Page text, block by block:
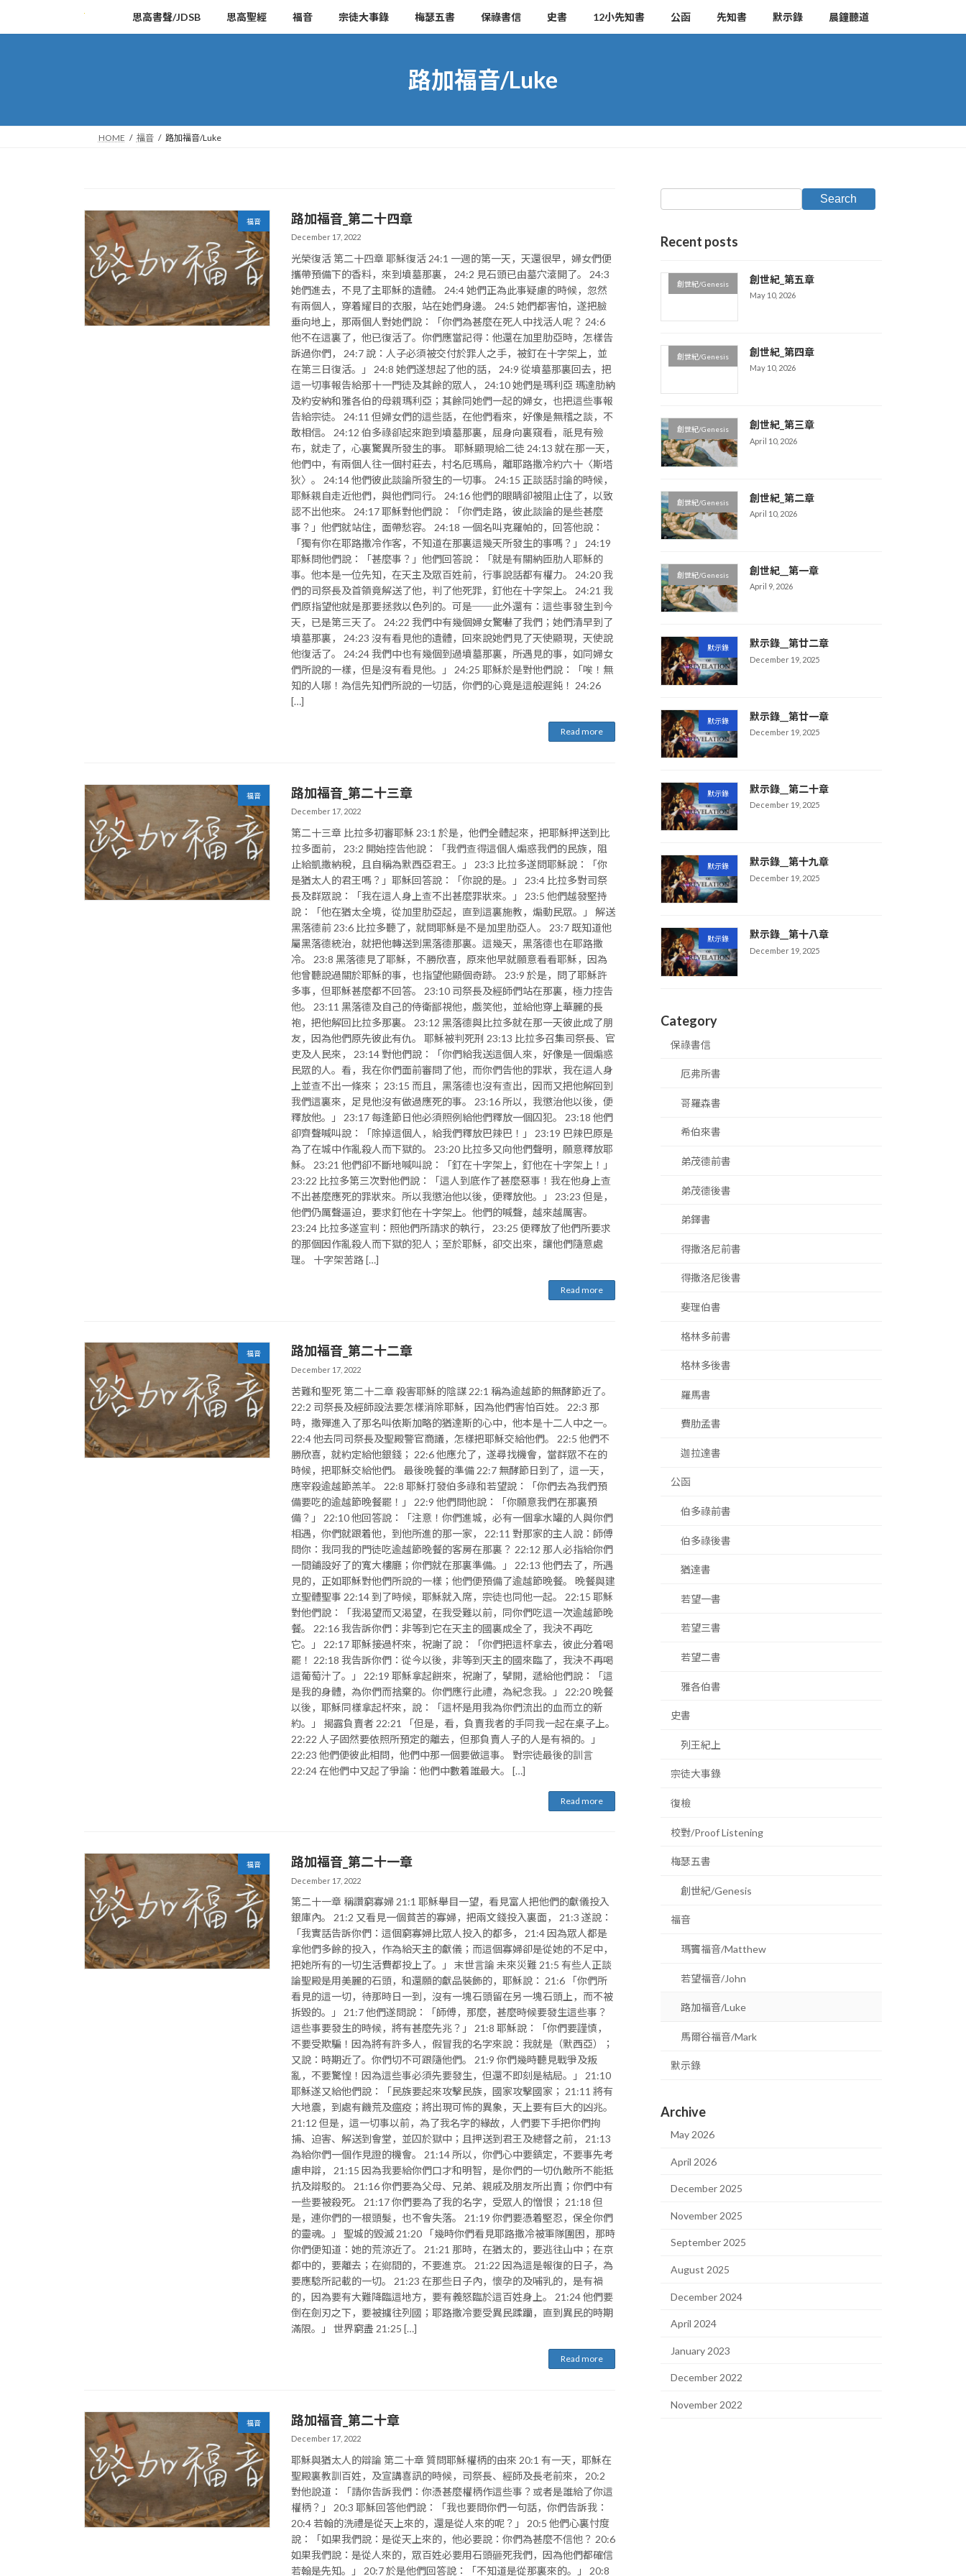
the
the
思高書聲/JDSB 思高聖經 福音 宗徒大事錄 梅瑟五書 保祿書信 史書 12小先知書 公函 先知書 默示錄 晨鐘聽道
路加福音/Luke
HOME 福音 路加福音/Luke
福音 路加福音_第二十四章
December 17, 2022
光榮復活 第二十四章 耶穌復活 24:1 一週的第一天，天還很早，婦女們便
攜帶預備下的香料，來到墳墓那裏， 24:2 見石頭已由墓穴滾開了。 24:3
她們進去，不見了主耶穌的遺體。 24:4 她們正為此事疑慮的時候，忽然
有兩個人，穿着耀目的衣服，站在她們身邊。 24:5 她們都害怕，遂把臉
垂向地上，那兩個人對她們說：「你們為甚麼在死人中找活人呢？ 24:6
他不在這裏了，他已復活了。你們應當記得：他還在加里肋亞時，怎樣告
訴過你們， 24:7 說：人子必須被交付於罪人之手，被釘在十字架上，並
在第三日復活。」 24:8 她們遂想起了他的話， 24:9 從墳墓那裏回去，把
這一切事報告給那十一門徒及其餘的眾人， 24:10 她們是瑪利亞 瑪達肋納
及約安納和雅各伯的母親瑪利亞；其餘同她們一起的婦女，也把這些事報
告給宗徒。 24:11 但婦女們的這些話，在他們看來，好像是無稽之談，不
敢相信。 24:12 伯多祿卻起來跑到墳墓那裏，屈身向裏窺看，祇見有殮
布，就走了，心裏驚異所發生的事。 耶穌顯現給二徒 24:13 就在那一天，
他們中，有兩個人往一個村莊去，村名厄瑪烏，離耶路撒冷約六十〈斯塔
狄〉。 24:14 他們彼此談論所發生的一切事。 24:15 正談話討論的時候，
耶穌親自走近他們，與他們同行。 24:16 他們的眼睛卻被阻止住了，以致
認不出他來。 24:17 耶穌對他們說：「你們走路，彼此談論的是些甚麼
事？」他們就站住，面帶愁容。 24:18 一個名叫克羅帕的，回答他說：
「獨有你在耶路撒冷作客，不知道在那裏這幾天所發生的事嗎？」 24:19
耶穌問他們說：「甚麼事？」他們回答說：「就是有關納匝肋人耶穌的
事。他本是一位先知，在天主及眾百姓前，行事說話都有權力。 24:20 我
們的司祭長及首領竟解送了他，判了他死罪，釘他在十字架上。 24:21 我
們原指望他就是那要拯救以色列的。可是──此外還有：這些事發生到今
天，已是第三天了。 24:22 我們中有幾個婦女驚嚇了我們；她們清早到了
墳墓那裏， 24:23 沒有看見他的遺體，回來說她們見了天使顯現，天使說
他復活了。 24:24 我們中也有幾個到過墳墓那裏，所遇見的事，如同婦女
們所說的一樣，但是沒有看見他。」 24:25 耶穌於是對他們說：「唉！無
知的人哪！為信先知們所說的一切話，你們的心竟是這般遲鈍！ 24:26
[…]
Read more
福音 路加福音_第二十三章
December 17, 2022
第二十三章 比拉多初審耶穌 23:1 於是，他們全體起來，把耶穌押送到比
拉多面前， 23:2 開始控告他說：「我們查得這個人煽惑我們的民族，阻
止給凱撒納稅，且自稱為默西亞君王。」 23:3 比拉多遂問耶穌說：「你
是猶太人的君王嗎？」耶穌回答說：「你說的是。」 23:4 比拉多對司祭
長及群眾說：「我在這人身上查不出甚麼罪狀來。」 23:5 他們越發堅持
說：「他在猶太全境，從加里肋亞起，直到這裏施教，煽動民眾。」 解送
黑落德前 23:6 比拉多聽了，就問耶穌是不是加里肋亞人。 23:7 既知道他
屬黑落德統治，就把他轉送到黑落德那裏。這幾天，黑落德也在耶路撒
冷。 23:8 黑落德見了耶穌，不勝欣喜，原來他早就願意看看耶穌，因為
他曾聽說過關於耶穌的事，也指望他顯個奇跡。 23:9 於是，問了耶穌許
多事，但耶穌甚麼都不回答。 23:10 司祭長及經師們站在那裏，極力控告
他。 23:11 黑落德及自己的侍衛鄙視他，戲笑他，並給他穿上華麗的長
袍，把他解回比拉多那裏。 23:12 黑落德與比拉多就在那一天彼此成了朋
友，因為他們原先彼此有仇。 耶穌被判死刑 23:13 比拉多召集司祭長、官
吏及人民來， 23:14 對他們說：「你們給我送這個人來，好像是一個煽惑
民眾的人。看，我在你們面前審問了他，而你們告他的罪狀，我在這人身
上並查不出一條來； 23:15 而且，黑落德也沒有查出，因而又把他解回到
我們這裏來，足見他沒有做過應死的事。 23:16 所以，我懲治他以後，便
釋放他。」 23:17 每逢節日他必須照例給他們釋放一個囚犯。 23:18 他們
卻齊聲喊叫說：「除掉這個人，給我們釋放巴辣巴！」 23:19 巴辣巴原是
為了在城中作亂殺人而下獄的。 23:20 比拉多又向他們聲明，願意釋放耶
穌。 23:21 他們卻不斷地喊叫說：「釘在十字架上，釘他在十字架上！」
23:22 比拉多第三次對他們說：「這人到底作了甚麼惡事！我在他身上查
不出甚麼應死的罪狀來。所以我懲治他以後，便釋放他。」 23:23 但是，
他們仍厲聲逼迫，要求釘他在十字架上。他們的喊聲，越來越厲害。
23:24 比拉多遂宣判：照他們所請求的執行， 23:25 便釋放了他們所要求
的那個因作亂殺人而下獄的犯人；至於耶穌，卻交出來，讓他們隨意處
理。 十字架苦路 […]
Read more
福音 路加福音_第二十二章
December 17, 2022
苦難和聖死 第二十二章 殺害耶穌的陰謀 22:1 稱為逾越節的無酵節近了。
22:2 司祭長及經師設法要怎樣消除耶穌，因為他們害怕百姓。 22:3 那
時，撒殫進入了那名叫依斯加略的猶達斯的心中，他本是十二人中之一。
22:4 他去同司祭長及聖殿警官商議，怎樣把耶穌交給他們。 22:5 他們不
勝欣喜，就約定給他銀錢； 22:6 他應允了，遂尋找機會，當群眾不在的
時候，把耶穌交給他們。 最後晚餐的準備 22:7 無酵節日到了，這一天，
應宰殺逾越節羔羊。 22:8 耶穌打發伯多祿和若望說：「你們去為我們預
備要吃的逾越節晚餐罷！」 22:9 他們問他說：「你願意我們在那裏預
備？」 22:10 他回答說：「注意！你們進城，必有一個拿水罐的人與你們
相遇，你們就跟着他，到他所進的那一家， 22:11 對那家的主人說：師傅
問你：我同我的門徒吃逾越節晚餐的客房在那裏？ 22:12 那人必指給你們
一間鋪設好了的寬大樓廳；你們就在那裏準備。」 22:13 他們去了，所遇
見的，正如耶穌對他們所說的一樣；他們便預備了逾越節晚餐。 晚餐與建
立聖體聖事 22:14 到了時候，耶穌就入席，宗徒也同他一起。 22:15 耶穌
對他們說：「我渴望而又渴望，在我受難以前，同你們吃這一次逾越節晚
餐。 22:16 我告訴你們：非等到它在天主的國裏成全了，我決不再吃
它。」 22:17 耶穌接過杯來，祝謝了說：「你們把這杯拿去，彼此分着喝
罷！ 22:18 我告訴你們：從今以後，非等到天主的國來臨了，我決不再喝
這葡萄汁了。」 22:19 耶穌拿起餅來，祝謝了，擘開，遞給他們說：「這
是我的身體，為你們而捨棄的。你們應行此禮，為紀念我。」 22:20 晚餐
以後，耶穌同樣拿起杯來，說：「這杯是用我為你們流出的血而立的新
約。」 揭露負賣者 22:21 「但是，看，負賣我者的手同我一起在桌子上。
22:22 人子固然要依照所預定的離去，但那負賣人子的人是有禍的。」
22:23 他們便彼此相問，他們中那一個要做這事。 對宗徒最後的訓言
22:24 在他們中又起了爭論：他們中數着誰最大。 […]
Read more
福音 路加福音_第二十一章
December 17, 2022
第二十一章 稱讚窮寡婦 21:1 耶穌舉目一望，看見富人把他們的獻儀投入
銀庫內。 21:2 又看見一個貧苦的寡婦，把兩文錢投入裏面， 21:3 遂說：
「我實話告訴你們：這個窮寡婦比眾人投入的都多， 21:4 因為眾人都是
拿他們多餘的投入，作為給天主的獻儀；而這個寡婦卻是從她的不足中，
把她所有的一切生活費都投上了。」 末世言論 未來災難 21:5 有些人正談
論聖殿是用美麗的石頭，和還願的獻品裝飾的，耶穌說： 21:6 「你們所
看見的這一切，待那時日一到，沒有一塊石頭留在另一塊石頭上，而不被
拆毀的。」 21:7 他們遂問說：「師傅，那麼，甚麼時候要發生這些事？
這些事要發生的時候，將有甚麼先兆？」 21:8 耶穌說：「你們要謹慎，
不要受欺騙！因為將有許多人，假冒我的名字來說：我就是（默西亞）；
又說：時期近了。你們切不可跟隨他們。 21:9 你們幾時聽見戰爭及叛
亂，不要驚惶！因為這些事必須先要發生，但還不即刻是結局。」 21:10
耶穌遂又給他們說：「民族要起來攻擊民族，國家攻擊國家； 21:11 將有
大地震，到處有饑荒及瘟疫；將出現可怖的異象，天上要有巨大的凶兆。
21:12 但是，這一切事以前，為了我名字的緣故，人們要下手把你們拘
捕、迫害、解送到會堂，並囚於獄中；且押送到君王及總督之前， 21:13
為給你們一個作見證的機會。 21:14 所以，你們心中要鎮定，不要事先考
慮申辯， 21:15 因為我要給你們口才和明智，是你們的一切仇敵所不能抵
抗及辯駁的。 21:16 你們要為父母、兄弟、親戚及朋友所出賣；你們中有
一些要被殺死。 21:17 你們要為了我的名字，受眾人的憎恨； 21:18 但
是，連你們的一根頭髮，也不會失落。 21:19 你們要憑着堅忍，保全你們
的靈魂。」 聖城的毀滅 21:20 「幾時你們看見耶路撒冷被軍隊圍困，那時
你們便知道：她的荒涼近了。 21:21 那時，在猶太的，要逃往山中；在京
都中的，要離去；在鄉間的，不要進京。 21:22 因為這是報復的日子，為
要應騐所記載的一切。 21:23 在那些日子內，懷孕的及哺乳的，是有禍
的，因為要有大難降臨這地方，要有義怒臨於這百姓身上。 21:24 他們要
倒在劍刃之下，要被擄往列國；耶路撒冷要受異民蹂躪，直到異民的時期
滿限。」 世界窮盡 21:25 […]
Read more
福音 路加福音_第二十章
December 17, 2022
耶穌與猶太人的辯論 第二十章 質問耶穌權柄的由來 20:1 有一天，耶穌在
聖殿裏教訓百姓，及宣講喜訊的時候，司祭長、經師及長老前來， 20:2
對他說道：「請你告訴我們：你憑甚麼權柄作這些事？或者是誰給了你這
權柄？」 20:3 耶穌回答他們說：「我也要問你們一句話，你們告訴我：
20:4 若翰的洗禮是從天上來的，還是從人來的呢？」 20:5 他們心裏忖度
說：「如果我們說：是從天上來的，他必要說：你們為甚麼不信他？ 20:6
如果我們說：是從人來的，眾百姓必要用石頭砸死我們，因為他們都確信
若翰是先知。」 20:7 於是他們回答說：「不知道是從那裏來的。」 20:8
Search
Recent posts
創世紀/Genesis 創世紀_第五章
May 10, 2026
創世紀/Genesis 創世紀_第四章
May 10, 2026
創世紀/Genesis 創世紀_第三章
April 10, 2026
創世紀/Genesis 創世紀_第二章
April 10, 2026
創世紀/Genesis 創世紀__第一章
April 9, 2026
默示錄 默示錄__第廿二章
December 19, 2025
默示錄 默示錄__第廿一章
December 19, 2025
默示錄 默示錄__第二十章
December 19, 2025
默示錄 默示錄__第十九章
December 19, 2025
默示錄 默示錄__第十八章
December 19, 2025
Category
保祿書信
厄弗所書
哥羅森書
希伯來書
弟茂德前書
弟茂德後書
弟鐸書
得撒洛尼前書
得撒洛尼後書
斐理伯書
格林多前書
格林多後書
羅馬書
費肋孟書
迦拉達書
公函
伯多祿前書
伯多祿後書
猶達書
若望一書
若望三書
若望二書
雅各伯書
史書
列王紀上
宗徒大事錄
復檢
校對/Proof Listening
梅瑟五書
創世紀/Genesis
福音
瑪竇福音/Matthew
若望福音/John
路加福音/Luke
馬爾谷福音/Mark
默示錄
Archive
May 2026
April 2026
December 2025
November 2025
September 2025
August 2025
December 2024
April 2024
January 2023
December 2022
November 2022